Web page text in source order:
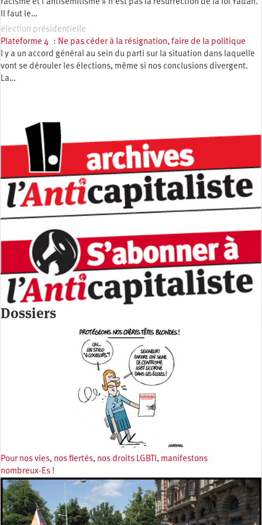
racisme et l’antisémitisme » n’est pas la résurrection de la loi Yadan.
Il faut le…
élection présidentielle
Plateforme 4 : Ne pas céder à la résignation, faire de la politique
l y a un accord général au sein du parti sur la situation dans laquelle
vont se dérouler les élections, même si nos conclusions divergent.
La…
Dossiers
Pour nos vies, nos fiertés, nos droits LGBTI, manifestons
nombreux·Es !